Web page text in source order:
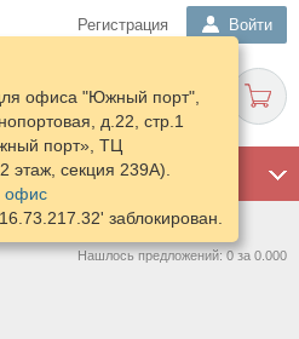
Регистрация Войти
офиса "Южный порт",
д.22, стр.1
порт», ТЦ
этаж, секция 239А).
офис
заблокирован.
Нашлось предложений: 0 за 0.000